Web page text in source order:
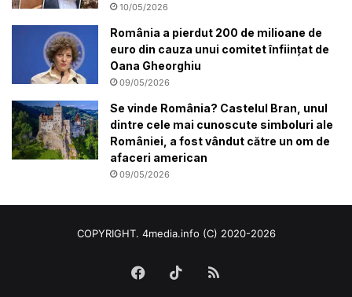
10/05/2026
România a pierdut 200 de milioane de
euro din cauza unui comitet înființat de
Oana Gheorghiu
09/05/2026
Se vinde România? Castelul Bran, unul
dintre cele mai cunoscute simboluri ale
României, a fost vândut către un om de
afaceri american
09/05/2026
COPYRIGHT. 4media.info (C) 2020-2026
Facebook
TikTokRSS